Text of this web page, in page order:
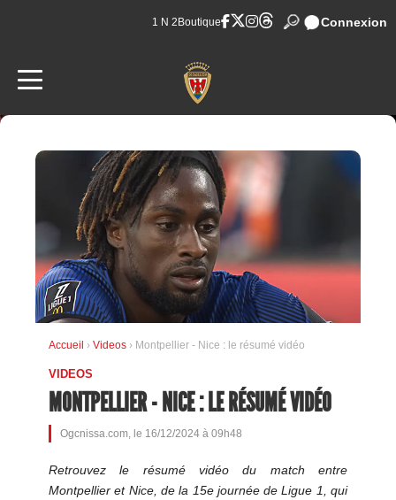
1 N 2 Boutique Connexion
Accueil › Videos › Montpellier - Nice : le résumé vidéo
VIDEOS
MONTPELLIER - NICE : LE RÉSUMÉ VIDÉO
Ogcnissa.com, le 16/12/2024 à 09h48
Retrouvez le résumé vidéo du match entre
Montpellier et Nice, de la 15e journée de Ligue 1, qui